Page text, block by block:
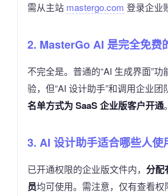
需从主站 mastergo.com 登录企业
2. MasterGo AI 是完全免费
不完全是。普通的“AI 生成界面”
验，但“AI 设计助手”和调用企业团
名单方式为 SaaS 企业版客户开通。
3. AI 设计助手适合哪些人使
已开通权限的企业版文件内， 分配
员均可使用。需注意，仅有查看